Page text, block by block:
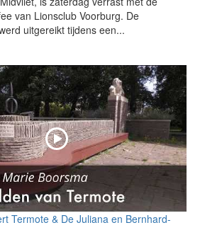
van Lionsclub Voorburg. De
uitgereikt tijdens een...
Termote & De Juliana en Bernhard-